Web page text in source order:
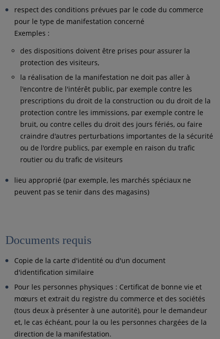
respect des conditions prévues par le code du commerce
pour le type de manifestation concerné
Exemples :
des dispositions doivent être prises pour assurer la
protection des visiteurs,
la réalisation de la manifestation ne doit pas aller à
l'encontre de l'intérêt public, par exemple contre les
prescriptions du droit de la construction ou du droit de la
protection contre les immissions, par exemple contre le
bruit, ou contre celles du droit des jours fériés, ou faire
craindre d'autres perturbations importantes de la sécurité
ou de l'ordre publics, par exemple en raison du trafic
routier ou du trafic de visiteurs
lieu approprié (par exemple, les marchés spéciaux ne
peuvent pas se tenir dans des magasins)
Documents requis
Copie de la carte d'identité ou d'un document
d'identification similaire
Pour les personnes physiques : Certificat de bonne vie et
mœurs et extrait du registre du commerce et des sociétés
(tous deux à présenter à une autorité), pour le demandeur
et, le cas échéant, pour la ou les personnes chargées de la
direction de la manifestation.